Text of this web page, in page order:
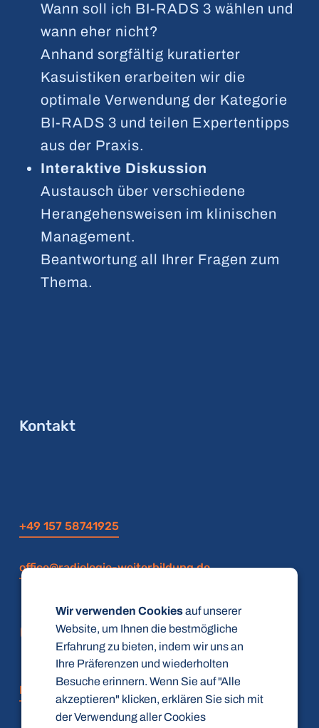
Wann soll ich BI-RADS 3 wählen und
wann eher nicht?
Anhand sorgfältig kuratierter
Kasuistiken erarbeiten wir die
optimale Verwendung der Kategorie
BI-RADS 3 und teilen Expertentipps
aus der Praxis.
Interaktive Diskussion
Austausch über verschiedene
Herangehensweisen im klinischen
Management.
Beantwortung all Ihrer Fragen zum
Thema.
Kontakt
+49 157 58741925
office@radiologie-weiterbildung.de
FAQ
Wir verwenden Cookiesauf unserer
Website, um Ihnen die bestmögliche
Erfahrung zu bieten, indem wir uns an
Ihre Präferenzen und wiederholten
Besuche erinnern. Wenn Sie auf "Alle
akzeptieren" klicken, erklären Sie sich mit
der Verwendung aller Cookies